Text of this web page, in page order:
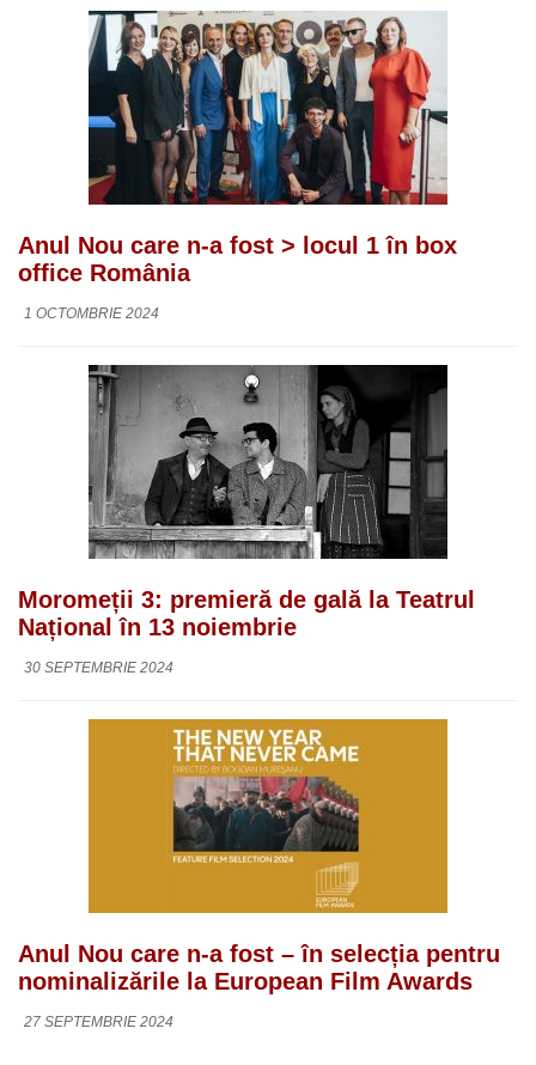
Anul Nou care n-a fost > locul 1 în box
office România
1 OCTOMBRIE 2024
Moromeții 3: premieră de gală la Teatrul
Național în 13 noiembrie
30 SEPTEMBRIE 2024
Anul Nou care n-a fost – în selecția pentru
nominalizările la European Film Awards
27 SEPTEMBRIE 2024